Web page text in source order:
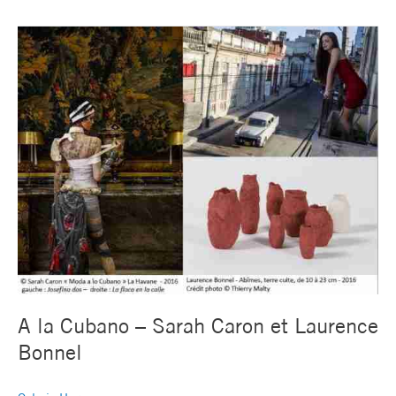
A la Cubano – Sarah Caron et Laurence
Bonnel
A
la
Cubano
–
Sarah
Caron
et
Laurence
Bonnel